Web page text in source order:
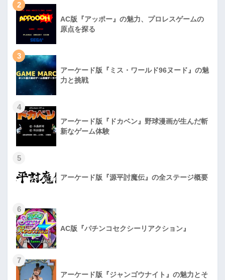
2
AC版『アッポー』の魅力、プロレスゲームの
原点を探る
3
アーケード版『ミス・ワールド96ヌード』の魅
力と挑戦
4
アーケード版『ドカベン』野球漫画が生んだ斬
新なゲーム体験
5
アーケード版『源平討魔伝』の全ステージ概要
6
AC版『パチンコセクシーリアクション』
7
アーケード版『ジャンゴウナイト』の魅力とそ